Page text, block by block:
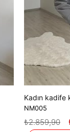
Kadın kadife
NM005
₺2.859,90